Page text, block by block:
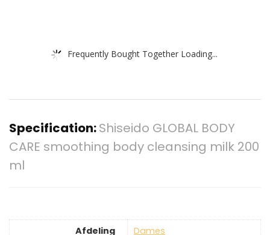
Frequently Bought Together Loading...
Specification:Shiseido GLOBAL BODY
CARE smoothing body cleansing milk 200
ml
Afdeling ‎Dames